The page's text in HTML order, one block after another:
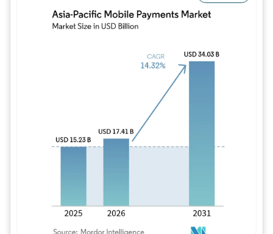
Bild © Mordor Intelligence.